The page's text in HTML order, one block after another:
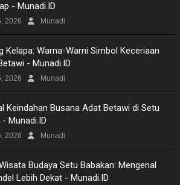
- Munadi.ID
2026 Munadi
Kelapa: Warna-Warni Simbol Keceriaan
- Munadi.ID
2026 Munadi
Keindahan Busana Adat Betawi di Setu
Munadi.ID
2026 Munadi
Budaya Setu Babakan: Mengenal
Lebih Dekat - Munadi.ID